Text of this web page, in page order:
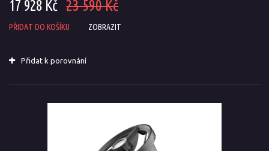
17 928 Kč 23 590 Kč
PŘIDAT DO KOŠÍKU ZOBRAZIT
Přidat k porovnání